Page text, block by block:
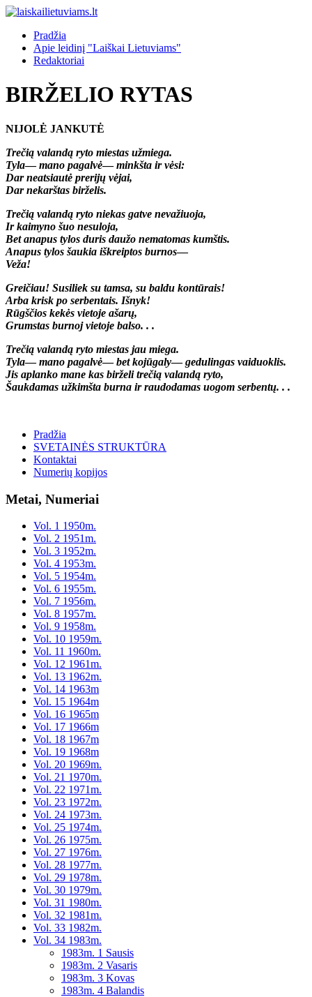
Pradžia
Apie leidinį "Laiškai Lietuviams"
Redaktoriai
BIRŽELIO RYTAS
NIJOLĖ JANKUTĖ
Trečią valandą ryto miestas užmiega.
Tyla—mano pagalvė—minkšta ir vėsi:
Dar neatsiautė prerijų vėjai,
Dar nekarštas birželis.
Trečią valandą ryto niekas gatve nevažiuoja,
Ir kaimyno šuo nesuloja,
Bet anapus tylos duris daužo nematomas kumštis.
Anapus tylos šaukia iškreiptos burnos—
Veža!
Greičiau! Susiliek su tamsa, su baldu kontūrais!
Arba krisk po serbentais. Išnyk!
Rūgščios kekės vietoje ašarų,
Grumstas burnoj vietoje balso. . .
Trečią valandą ryto miestas jau miega.
Tyla—mano pagalvė—bet kojūgaly—gedulingas vaiduoklis.
Jis aplanko mane kas birželi trečią valandą ryto,
Šaukdamas užkimšta burna ir raudodamas uogom serbentų. . .
Pradžia
SVETAINĖS STRUKTŪRA
Kontaktai
Numerių kopijos
Metai, Numeriai
Vol. 1 1950m.
Vol. 2 1951m.
Vol. 3 1952m.
Vol. 4 1953m.
Vol. 5 1954m.
Vol. 6 1955m.
Vol. 7 1956m.
Vol. 8 1957m.
Vol. 9 1958m.
Vol. 10 1959m.
Vol. 11 1960m.
Vol. 12 1961m.
Vol. 13 1962m.
Vol. 14 1963m
Vol. 15 1964m
Vol. 16 1965m
Vol. 17 1966m
Vol. 18 1967m
Vol. 19 1968m
Vol. 20 1969m.
Vol. 21 1970m.
Vol. 22 1971m.
Vol. 23 1972m.
Vol. 24 1973m.
Vol. 25 1974m.
Vol. 26 1975m.
Vol. 27 1976m.
Vol. 28 1977m.
Vol. 29 1978m.
Vol. 30 1979m.
Vol. 31 1980m.
Vol. 32 1981m.
Vol. 33 1982m.
Vol. 34 1983m.
1983m. 1 Sausis
1983m. 2 Vasaris
1983m. 3 Kovas
1983m. 4 Balandis